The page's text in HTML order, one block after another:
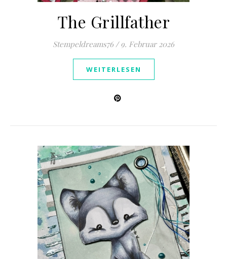
The Grillfather
Stempeldreams76 / 9. Februar 2026
WEITERLESEN